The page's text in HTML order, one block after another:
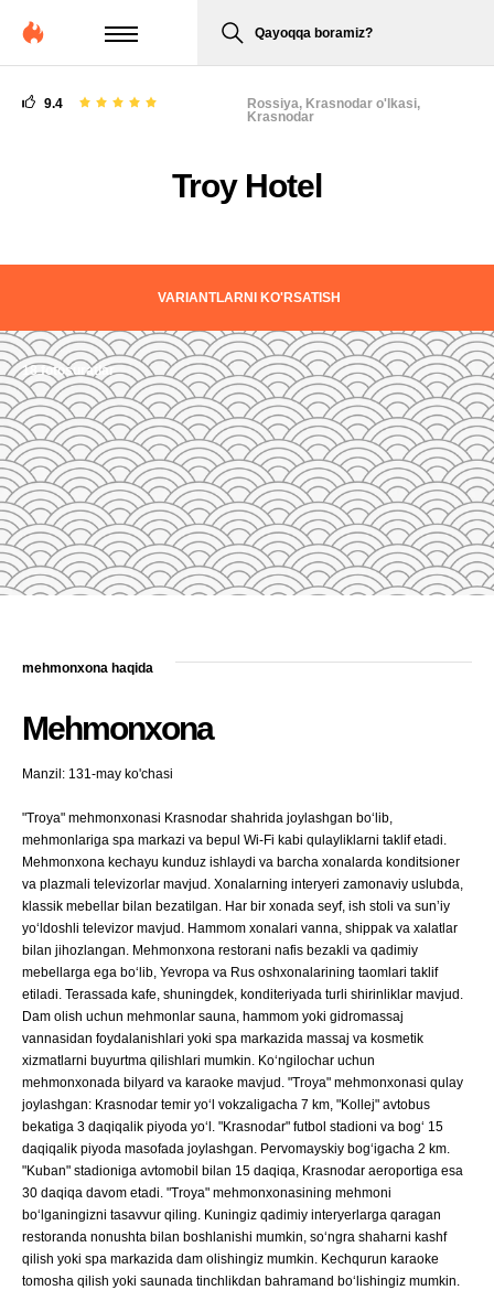
Qayoqqa boramiz?
9.4
Troy Hotel
Rossiya, Krasnodar o'lkasi,
Krasnodar
VARIANTLARNI KO'RSATISH
18 fotosuratlar
mehmonxona haqida
Mehmonxona
Manzil: 131-may ko'chasi
"Troya" mehmonxonasi Krasnodar shahrida joylashgan boʻlib,
mehmonlariga spa markazi va bepul Wi-Fi kabi qulayliklarni taklif etadi.
Mehmonxona kechayu kunduz ishlaydi va barcha xonalarda konditsioner
va plazmali televizorlar mavjud. Xonalarning interyeri zamonaviy uslubda,
klassik mebellar bilan bezatilgan. Har bir xonada seyf, ish stoli va sunʼiy
yoʻldoshli televizor mavjud. Hammom xonalari vanna, shippak va xalatlar
bilan jihozlangan. Mehmonxona restorani nafis bezakli va qadimiy
mebellarga ega boʻlib, Yevropa va Rus oshxonalarining taomlari taklif
etiladi. Terassada kafe, shuningdek, konditeriyada turli shirinliklar mavjud.
Dam olish uchun mehmonlar sauna, hammom yoki gidromassaj
vannasidan foydalanishlari yoki spa markazida massaj va kosmetik
xizmatlarni buyurtma qilishlari mumkin. Koʻngilochar uchun
mehmonxonada bilyard va karaoke mavjud. "Troya" mehmonxonasi qulay
joylashgan: Krasnodar temir yoʻl vokzaligacha 7 km, "Kollej" avtobus
bekatiga 3 daqiqalik piyoda yoʻl. "Krasnodar" futbol stadioni va bogʻ 15
daqiqalik piyoda masofada joylashgan. Pervomayskiy bogʻigacha 2 km.
"Kuban" stadioniga avtomobil bilan 15 daqiqa, Krasnodar aeroportiga esa
30 daqiqa davom etadi. "Troya" mehmonxonasining mehmoni
boʻlganingizni tasavvur qiling. Kuningiz qadimiy interyerlarga qaragan
restoranda nonushta bilan boshlanishi mumkin, soʻngra shaharni kashf
qilish yoki spa markazida dam olishingiz mumkin. Kechqurun karaoke
tomosha qilish yoki saunada tinchlikdan bahramand boʻlishingiz mumkin.